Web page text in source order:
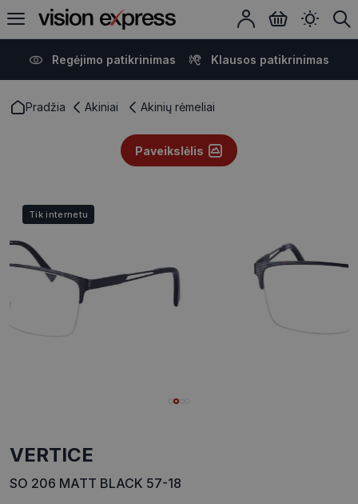
Regėjimo patikrinimas Klausos patikrinimas
Pradžia Akiniai Akinių rėmeliai
Paveikslėlis
Tik internetu
VERTICE
SO 206 MATT BLACK 57-18